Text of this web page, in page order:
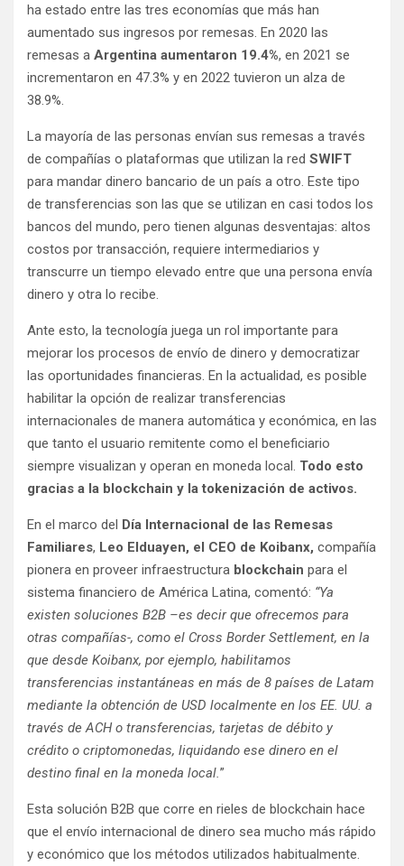
ha estado entre las tres economías que más han
aumentado sus ingresos por remesas. En 2020 las
remesas a Argentina aumentaron 19.4%, en 2021 se
incrementaron en 47.3% y en 2022 tuvieron un alza de
38.9%.
La mayoría de las personas envían sus remesas a través
de compañías o plataformas que utilizan la red SWIFT
para mandar dinero bancario de un país a otro. Este tipo
de transferencias son las que se utilizan en casi todos los
bancos del mundo, pero tienen algunas desventajas: altos
costos por transacción, requiere intermediarios y
transcurre un tiempo elevado entre que una persona envía
dinero y otra lo recibe.
Ante esto, la tecnología juega un rol importante para
mejorar los procesos de envío de dinero y democratizar
las oportunidades financieras. En la actualidad, es posible
habilitar la opción de realizar transferencias
internacionales de manera automática y económica, en las
que tanto el usuario remitente como el beneficiario
siempre visualizan y operan en moneda local. Todo esto
gracias a la blockchain y la tokenización de activos.
En el marco del Día Internacional de las Remesas
Familiares, Leo Elduayen, el CEO de Koibanx, compañía
pionera en proveer infraestructura blockchain para el
sistema financiero de América Latina, comentó: “Ya
existen soluciones B2B –es decir que ofrecemos para
otras compañías-, como el Cross Border Settlement, en la
que desde Koibanx, por ejemplo, habilitamos
transferencias instantáneas en más de 8 países de Latam
mediante la obtención de USD localmente en los EE. UU. a
través de ACH o transferencias, tarjetas de débito y
crédito o criptomonedas, liquidando ese dinero en el
destino final en la moneda local.”
Esta solución B2B que corre en rieles de blockchain hace
que el envío internacional de dinero sea mucho más rápido
y económico que los métodos utilizados habitualmente.